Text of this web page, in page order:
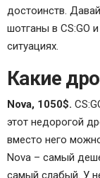
достоинств.
шотганы в CS:GO
ситуациях.
Какие
Nova, 1050$.
этот недорогой
вместо него
Nova – самый
самый слабый. У